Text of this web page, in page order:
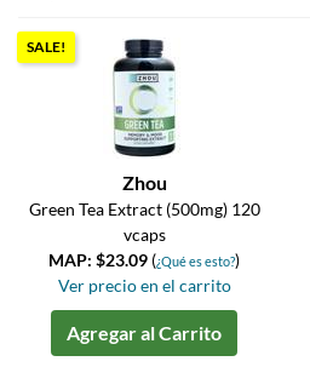
SALE!
Zhou
Green Tea Extract (500mg) 120
vcaps
MAP: $23.09 (¿Qué es esto?)
Ver precio en el carrito
Agregar al Carrito